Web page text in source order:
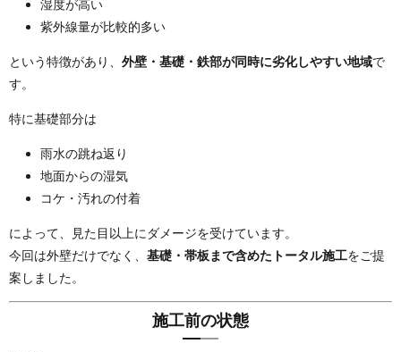
湿度が高い
紫外線量が比較的多い
という特徴があり、 外壁・基礎・鉄部が同時に劣化しやすい地域で
す。
特に基礎部分は
雨水の跳ね返り
地面からの湿気
コケ・汚れの付着
によって、見た目以上にダメージを受けています。
今回は外壁だけでなく、 基礎・帯板まで含めたトータル施工をご提
案しました。
施工前の状態